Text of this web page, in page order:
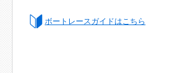
ボートレースガイドはこちら